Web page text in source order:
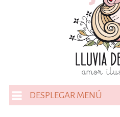
DESPLEGAR MENÚ